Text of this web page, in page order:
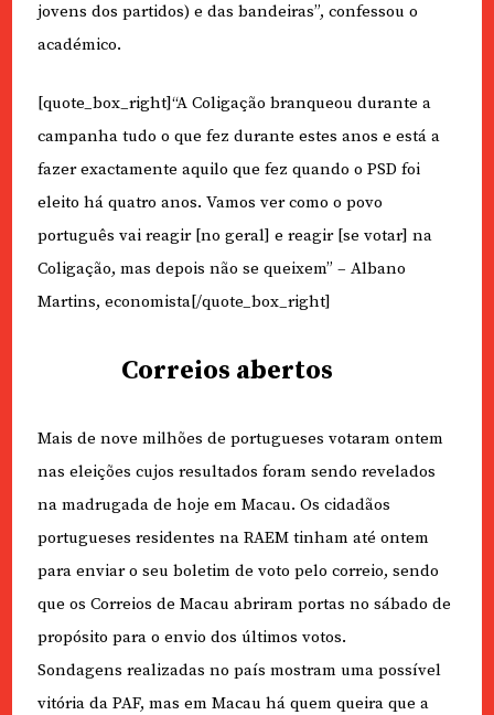
jovens dos partidos) e das bandeiras”, confessou o
académico.
[quote_box_right]“A Coligação branqueou durante a
campanha tudo o que fez durante estes anos e está a
fazer exactamente aquilo que fez quando o PSD foi
eleito há quatro anos. Vamos ver como o povo
português vai reagir [no geral] e reagir [se votar] na
Coligação, mas depois não se queixem” – Albano
Martins, economista[/quote_box_right]
Correios abertos
Mais de nove milhões de portugueses votaram ontem
nas eleições cujos resultados foram sendo revelados
na madrugada de hoje em Macau. Os cidadãos
portugueses residentes na RAEM tinham até ontem
para enviar o seu boletim de voto pelo correio, sendo
que os Correios de Macau abriram portas no sábado de
propósito para o envio dos últimos votos.
Sondagens realizadas no país mostram uma possível
vitória da PAF, mas em Macau há quem queira que a